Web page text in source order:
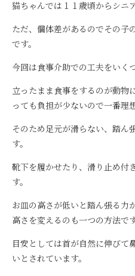
猫ちゃんでは１１歳頃からシニ
ただ、個体差があるのでその子
です。
今回は食事介助での工夫をいく
立ったまま食事をするのが動物
っても負担が少ないので一番理
そのため足元が滑らない、踏ん
す。
靴下を履かせたり、滑り止め付
す。
お皿の高さが低いと踏ん張る力
高さを変えるのも一つの方法です
目安としては首が自然に伸びて
いとされています。